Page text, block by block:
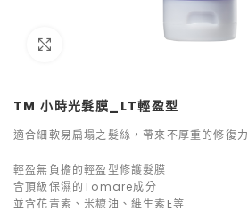
TM 小時光髮膜_LT輕盈型
適合細軟易扁塌之髮絲，帶來不厚重的修復力
輕盈無負擔的輕盈型修護髮膜
含頂級保濕的Tomare成分
並含花青素、米糠油、維生素E等